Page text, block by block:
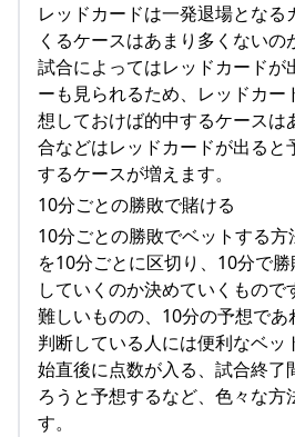
レッドカードは一発退場となる
くるケースはあまり多くないの
試合によってはレッドカードが
ーも見られるため、レッドカー
想しておけば的中するケースは
合などはレッドカードが出ると
するケースが増えます。
10分ごとの勝敗で賭ける
10分ごとの勝敗でベットする
を10分ごとに区切り、10分で
していくのか決めていくもので
難しいものの、10分の予想であ
判断している人には便利なベッ
始直後に点数が入る、試合終了
ろうと予想するなど、色々な方
す。